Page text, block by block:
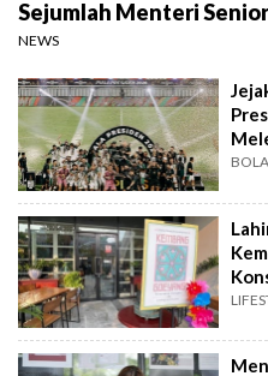
Sejumlah Menteri
NEWS
BOLA